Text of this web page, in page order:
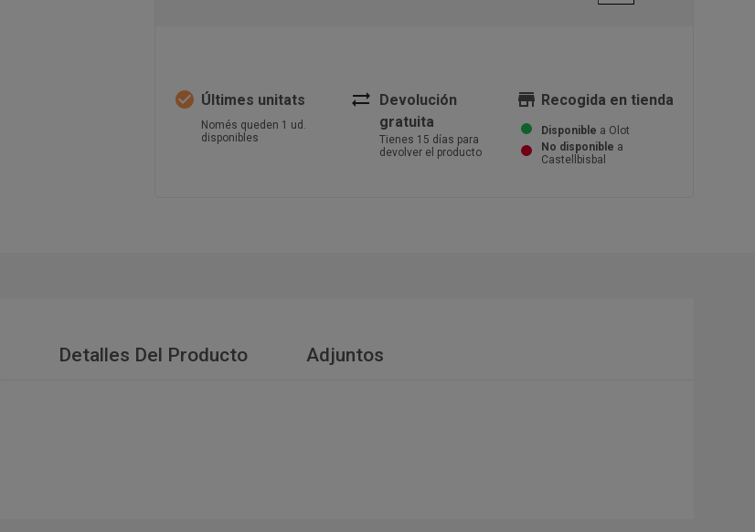
check_circle Últimes unitats
Només queden 1 ud.
disponibles
sync_alt Devolución
gratuita
Tienes 15 días para
devolver el producto
store Recogida en tienda
Disponible a Olot
No disponible a
Castellbisbal
Detalles Del Producto Adjuntos